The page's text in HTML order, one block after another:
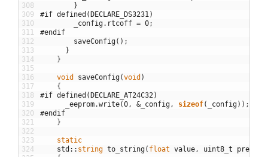
308
309
310
311
312
313
314
315
316
317
318
319
320
321
322
323
324
}
#if defined(DECLARE_DS3231)
_config. rtcoff = 0;
#endif
saveConfig( ) ;
}
}
void saveConfig(void )
{
#if defined(DECLARE_AT24C32)
_eeprom.write(0, & _config, sizeof( _config) ) ;
#endif
}
static
std :: string to_string( float value, uint8 t